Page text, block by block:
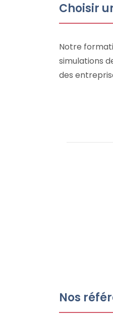
Choisir
Notre
simulations
des
Nos